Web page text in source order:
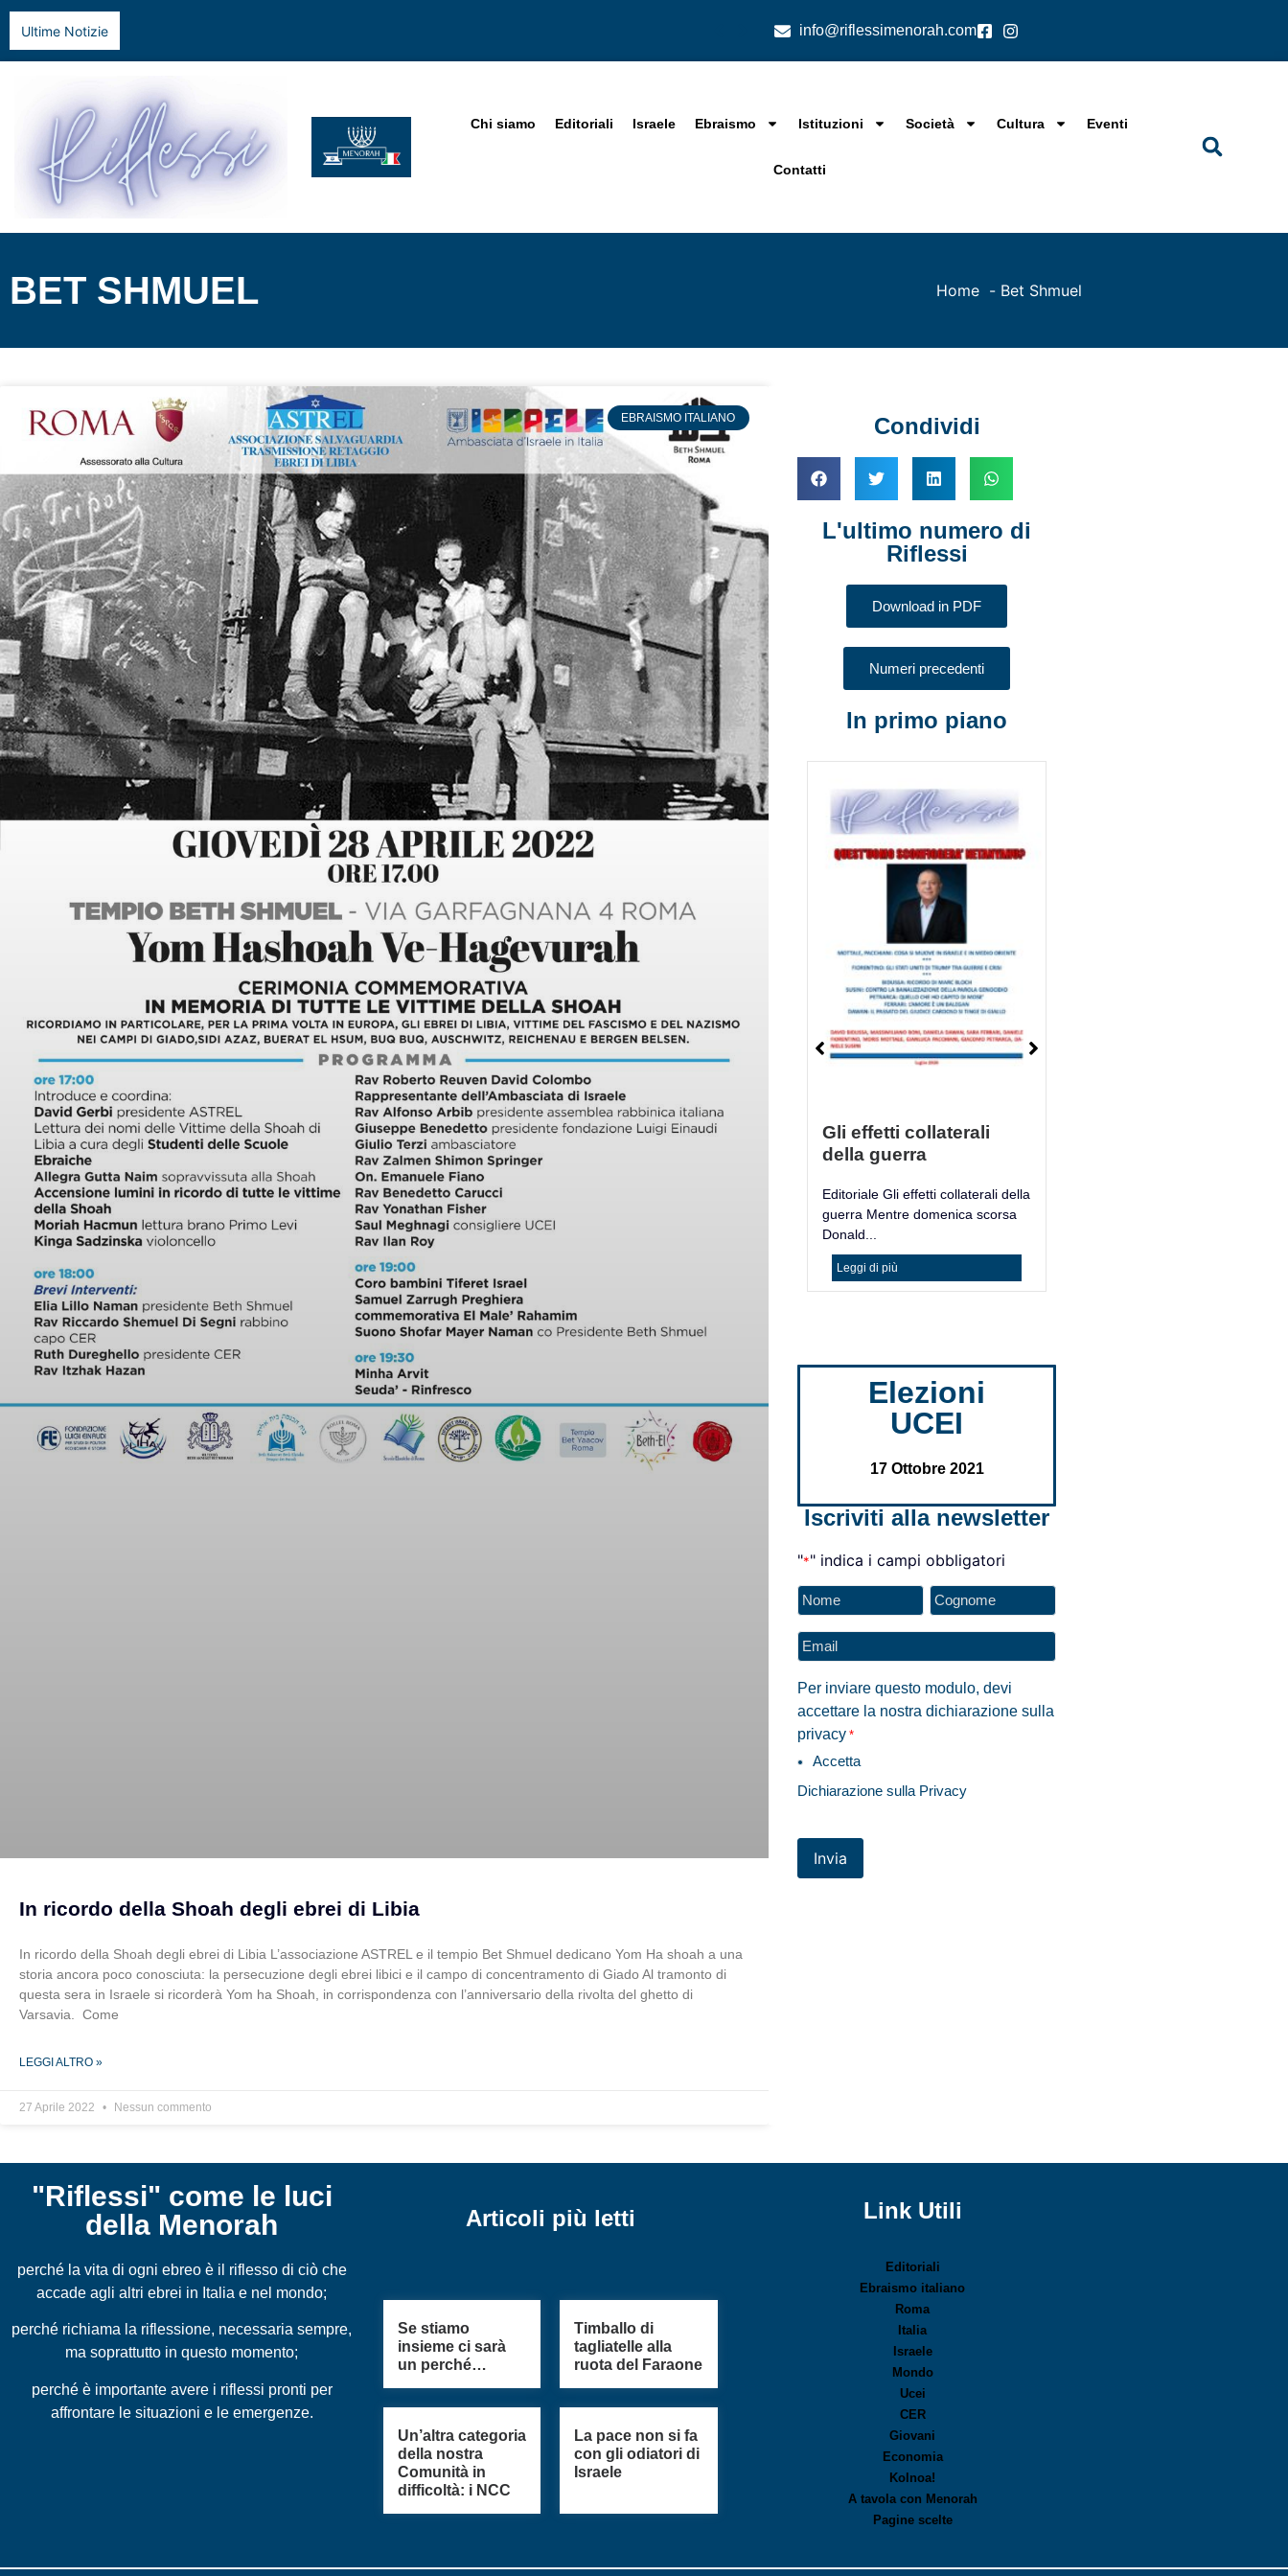
Ultime Notizie info@riflessimenorah.com
Chi siamo Editoriali Israele Ebraismo Istituzioni Società Cultura Eventi
Contatti
BET SHMUEL Home Bet Shmuel
EBRAISMO ITALIANO
In ricordo della Shoah degli ebrei di Libia
In ricordo della Shoah degli ebrei di Libia L’associazione ASTREL e il tempio Bet Shmuel dedicano Yom Ha shoah a una
storia ancora poco conosciuta: la persecuzione degli ebrei libici e il campo di concentramento di Giado Al tramonto di
questa sera in Israele si ricorderà Yom ha Shoah, in corrispondenza con l’anniversario della rivolta del ghetto di
Varsavia. Come
LEGGI ALTRO »
27 Aprile 2022 Nessun commento
Condividi
L'ultimo numero di
Riflessi
Download in PDF
Numeri precedenti
In primo piano
Gli effetti collaterali
della guerra
Editoriale Gli effetti collaterali della
guerra Mentre domenica scorsa
Donald...
Leggi di più
Elezioni
UCEI
17 Ottobre 2021
Iscriviti alla newsletter
"*" indica i campi obbligatori
Nome
*
Email
*
Per inviare questo modulo, devi
accettare la nostra dichiarazione sulla
privacy *
Accetta
Dichiarazione sulla Privacy
Invia
"Riflessi" come le luci
della Menorah
perché la vita di ogni ebreo è il riflesso di ciò che
accade agli altri ebrei in Italia e nel mondo;
perché richiama la riflessione, necessaria sempre,
ma soprattutto in questo momento;
perché è importante avere i riflessi pronti per
affrontare le situazioni e le emergenze.
Articoli più letti
Se stiamo
insieme ci sarà
un perché…
Timballo di
tagliatelle alla
ruota del Faraone
Un’altra categoria
della nostra
Comunità in
difficoltà: i NCC
La pace non si fa
con gli odiatori di
Israele
Link Utili
Editoriali
Ebraismo italiano
Roma
Italia
Israele
Mondo
Ucei
CER
Giovani
Economia
Kolnoa!
A tavola con Menorah
Pagine scelte